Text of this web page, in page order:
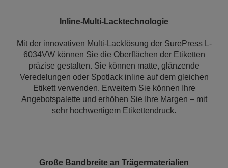
Inline-Multi-Lacktechnologie
Mit der innovativen Multi-Lacklösung der SurePress L-
6034VW können Sie die Oberflächen der Etiketten
präzise gestalten. Sie können matte, glänzende
Veredelungen oder Spotlack inline auf dem gleichen
Etikett verwenden. Erweitern Sie können Ihre
Angebotspalette und erhöhen Sie Ihre Margen – mit
sehr hochwertigem Etikettendruck.
Große Bandbreite an Trägermaterialien